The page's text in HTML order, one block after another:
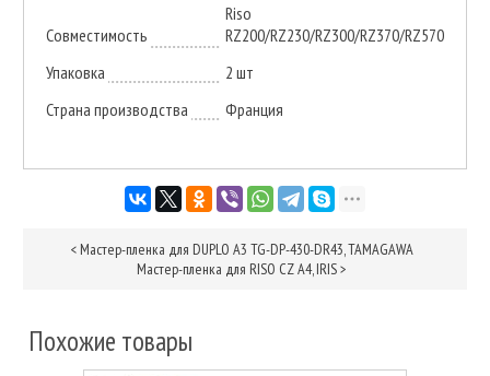
Совместимость
Riso
RZ200/RZ230/RZ300/RZ370/RZ570
Упаковка
2 шт
Страна производства
Франция
< Мастер-пленка для DUPLO A3 TG-DP-430-DR43, TAMAGAWA
Мастер-пленка для RISO CZ A4, IRIS>
Похожие товары